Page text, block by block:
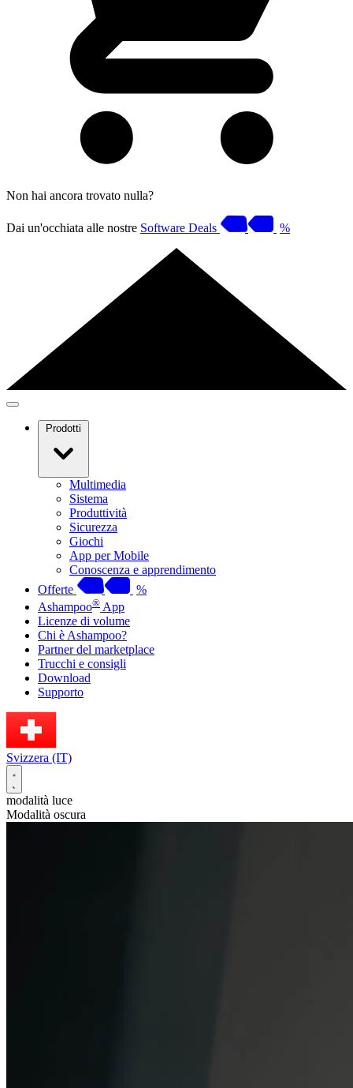
Non hai ancora trovato nulla?
Dai un'occhiata alle nostre Software Deals %
Prodotti
Multimedia
Sistema
Produttività
Sicurezza
Giochi
App per Mobile
Conoscenza e apprendimento
Offerte
%
Ashampoo® App
Licenze di volume
Chi è Ashampoo?
Partner del marketplace
Trucchi e consigli
Download
Supporto
Svizzera (IT)
modalità luce
Modalità oscura